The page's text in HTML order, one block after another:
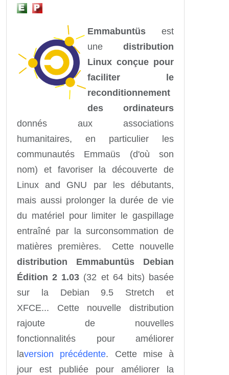
Emmabuntüs est
une distribution
Linux conçue pour
faciliter le
reconditionnement
des ordinateurs
donnés aux associations
humanitaires, en particulier les
communautés Emmaüs (d'où son
nom) et favoriser la découverte de
Linux and GNU par les débutants,
mais aussi prolonger la durée de vie
du matériel pour limiter le gaspillage
entraîné par la surconsommation de
matières premières. Cette nouvelle
distribution Emmabuntüs Debian
Édition 2 1.03 (32 et 64 bits) basée
sur la Debian 9.5 Stretch et
XFCE... Cette nouvelle distribution
rajoute de nouvelles
fonctionnalités pour améliorer
laversion précédente. Cette mise à
jour est publiée pour améliorer la